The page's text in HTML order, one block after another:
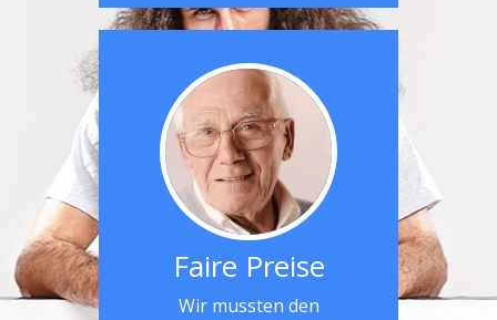
Faire Preise
Wir mussten den